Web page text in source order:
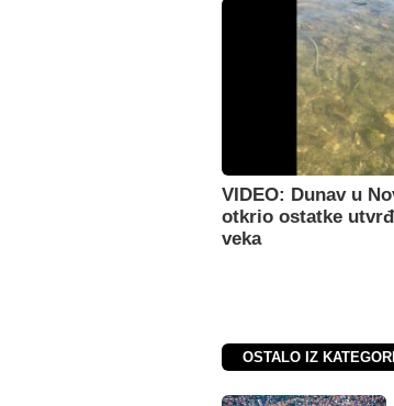
VIDEO: Dunav u
otkrio ostatke
veka
OSTALO IZ